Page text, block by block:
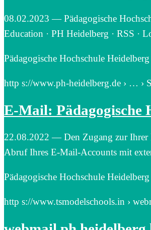
08.02.2023 — Pädagogische
Education · PH Heidelberg · RSS ·
Pädagogische Hochschule Heidelberg
http s://www.ph-heidelberg.de › … ›
E-Mail: Pädagogische
22.08.2022 — Den Zugang zur Ihrer
Abruf Ihres E-Mail-Accounts mit
Pädagogische Hochschule Heidelberg
http s://www.tsmodelschools.in ›